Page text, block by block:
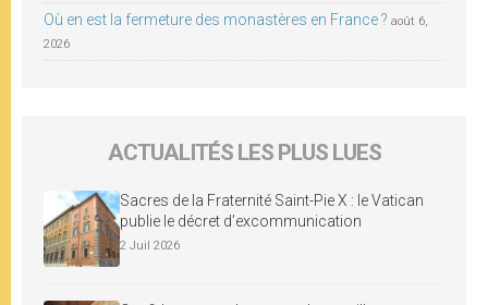
Où en est la fermeture des monastères en France ? août 6,
2026
ACTUALITÉS LES PLUS LUES
Sacres de la Fraternité Saint-Pie X : le Vatican
publie le décret d’excommunication
2 Juil 2026